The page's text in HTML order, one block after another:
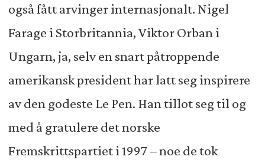
også fått arvinger internasjonalt. Nigel
Farage i Storbritannia, Viktor Orban i
Ungarn, ja, selv en snart påtroppende
amerikansk president har latt seg inspirere
av den godeste Le Pen. Han tillot seg til og
med å gratulere det norske
Fremskrittspartiet i 1997 – noe de tok